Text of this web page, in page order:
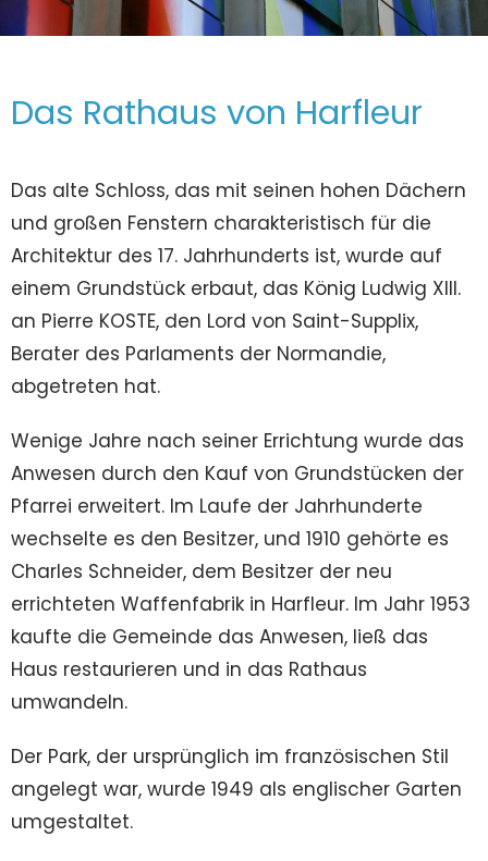
Das Rathaus von Harfleur
Das alte Schloss, das mit seinen hohen Dächern
und großen Fenstern charakteristisch für die
Architektur des 17. Jahrhunderts ist, wurde auf
einem Grundstück erbaut, das König Ludwig XIII.
an Pierre KOSTE, den Lord von Saint-Supplix,
Berater des Parlaments der Normandie,
abgetreten hat.
Wenige Jahre nach seiner Errichtung wurde das
Anwesen durch den Kauf von Grundstücken der
Pfarrei erweitert. Im Laufe der Jahrhunderte
wechselte es den Besitzer, und 1910 gehörte es
Charles Schneider, dem Besitzer der neu
errichteten Waffenfabrik in Harfleur. Im Jahr 1953
kaufte die Gemeinde das Anwesen, ließ das
Haus restaurieren und in das Rathaus
umwandeln.
Der Park, der ursprünglich im französischen Stil
angelegt war, wurde 1949 als englischer Garten
umgestaltet.